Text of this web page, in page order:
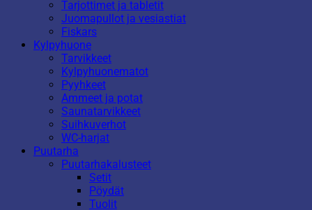
Tarjottimet ja tabletit
Juomapullot ja vesiastiat
Fiskars
Kylpyhuone
Tarvikkeet
Kylpyhuonematot
Pyyhkeet
Ammeet ja potat
Saunatarvikkeet
Suihkuverhot
WC-harjat
Puutarha
Puutarhakalusteet
Setit
Pöydät
Tuolit